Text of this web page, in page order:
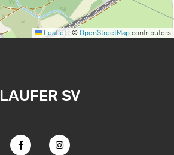
Leaflet |© OpenStreetMap contributors
LAUFER SV